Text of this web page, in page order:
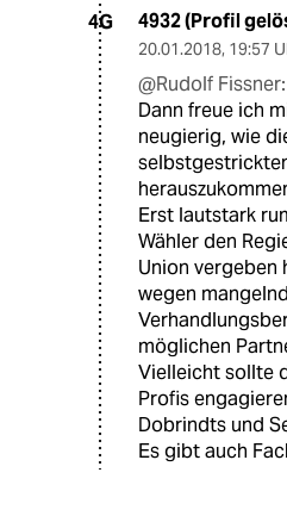
4G 4932 (Profil
20.01.2018, 19:57
@Rudolf Fissner:
Dann freue ich
neugierig, wie
Erst lautstark
Wähler den
Union vergeben
wegen
möglichen
Vielleicht sollte
Profis
Dobrindts und
Es gibt auch